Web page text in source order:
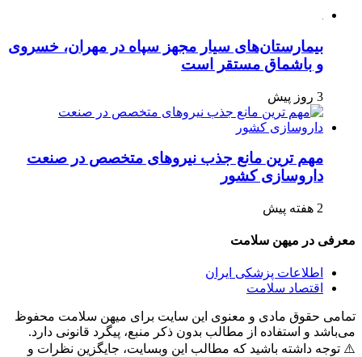
بیمارستان‌های سیار مجهز سپاه در مهران، خسروی
و باشماق مستقر است
3 روز پیش
مهم ترین مانع جذب نیروهای متخصص در صنعت
داروسازی کشور
2 هفته پیش
معرفی در میهن سلامت
اطلاعات پزشکی ایران
اقتصاد سلامت
تمامی حقوق مادی و معنوی این سایت برای میهن سلامت محفوظ
می‌باشد و استفاده از مطالب بدون ذکر منبع، پیگرد قانونی دارد.
⚠️ توجه داشته باشید که مطالب این وبسایت، جایگزین نظرات و